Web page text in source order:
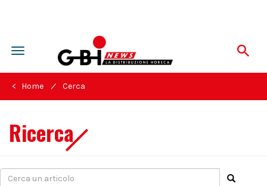
Toggle
navigation
< Home / Cerca
Ricerca